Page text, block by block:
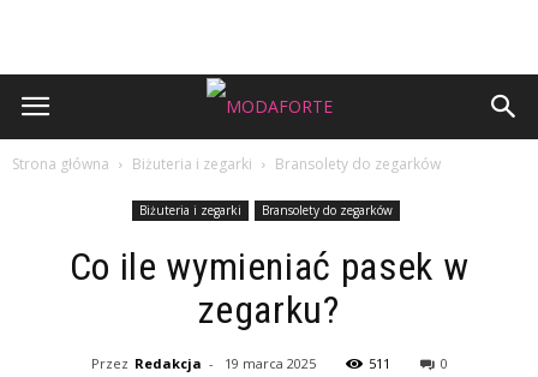
Strona główna Biżuteria i zegarki Bransolety do zegarków
Biżuteria i zegarki Bransolety do zegarków
Co ile wymieniać pasek w
zegarku?
Przez Redakcja - 19 marca 2025 511 0